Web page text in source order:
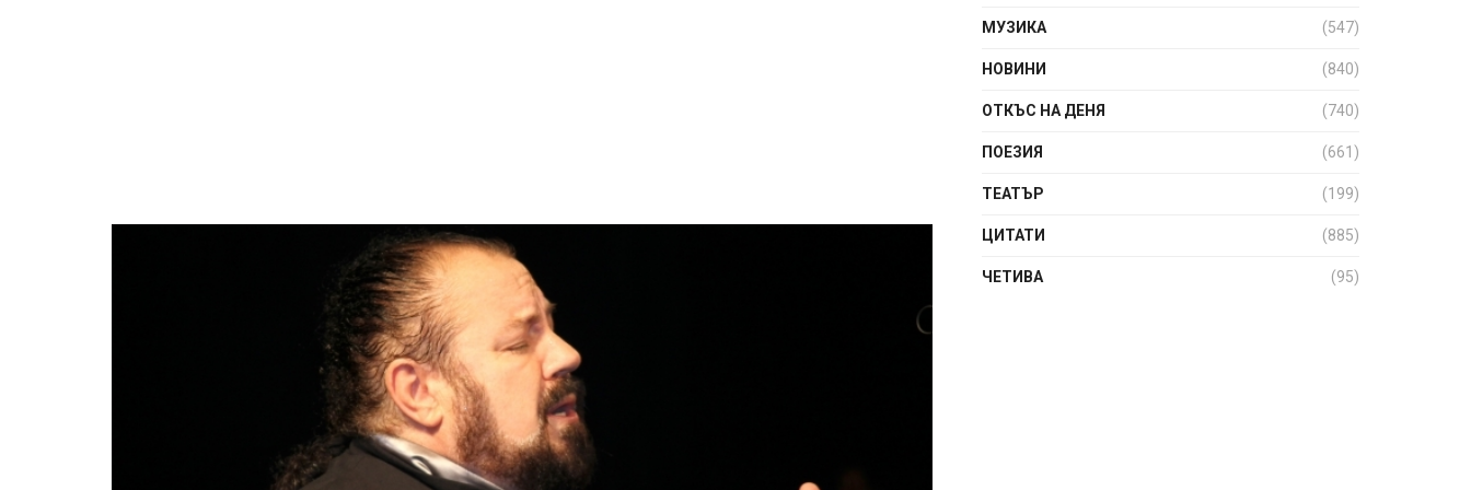
МУЗИКА (547)
НОВИНИ (840)
ОТКЪС НА ДЕНЯ (740)
ПОЕЗИЯ (661)
ТЕАТЪР (199)
ЦИТАТИ (885)
ЧЕТИВА (95)